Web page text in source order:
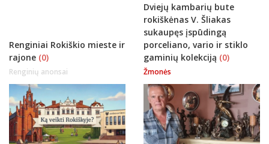
Renginiai Rokiškio mieste ir
rajone (0)
Renginių anonsai
Dviejų kambarių bute
rokiškėnas V. Šliakas
sukaupęs įspūdingą
porceliano, vario ir stiklo
gaminių kolekciją (0)
Žmonės